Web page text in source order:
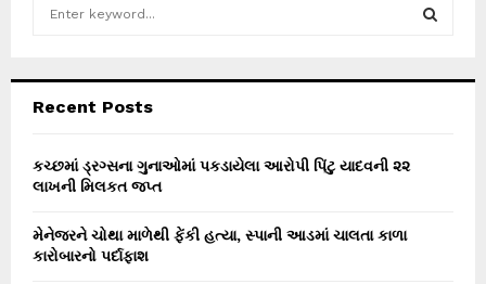
h
o
r
Recent Posts
કચ્છમાં ડ્રગ્સના ગુનાઓમાં પકડાયેલા આરોપી પિંટુ યાદવની ૨૨
લાખની મિલકત જપ્ત
મેનેજરને ચોથા માળેથી ફેંકી હત્યા, સ્પાની આડમાં ચાલતા કાળા
કારોબારનો પર્દાફાશ